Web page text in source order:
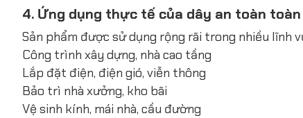
4. Ứng dụng thực tế của dây an toàn toàn
Sản phẩm được sử dụng rộng rãi trong nhiều lĩnh
Công trình xây dựng, nhà cao tầng
Lắp đặt điện, điện gió, viễn thông
Bảo trì nhà xưởng, kho bãi
Vệ sinh kính, mái nhà, cầu đường